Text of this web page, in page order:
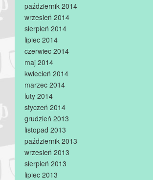
październik 2014
wrzesień 2014
sierpień 2014
lipiec 2014
czerwiec 2014
maj 2014
kwiecień 2014
marzec 2014
luty 2014
styczeń 2014
grudzień 2013
listopad 2013
październik 2013
wrzesień 2013
sierpień 2013
lipiec 2013